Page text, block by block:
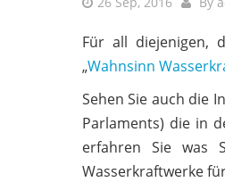
Für all diejenigen,
„Wahnsinn
Sehen Sie auch die
Parlaments) die in
erfahren Sie was
Wasserkraftwerke